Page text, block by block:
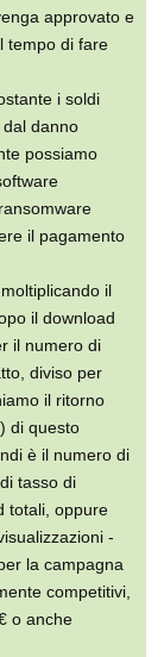
approvato e
tempo di fare
i soldi
danno
possiamo
il pagamento
il
il download
il numero di
diviso per
il ritorno
di questo
è il numero di
tasso di
totali, oppure
-
la campagna
competitivi,
o anche